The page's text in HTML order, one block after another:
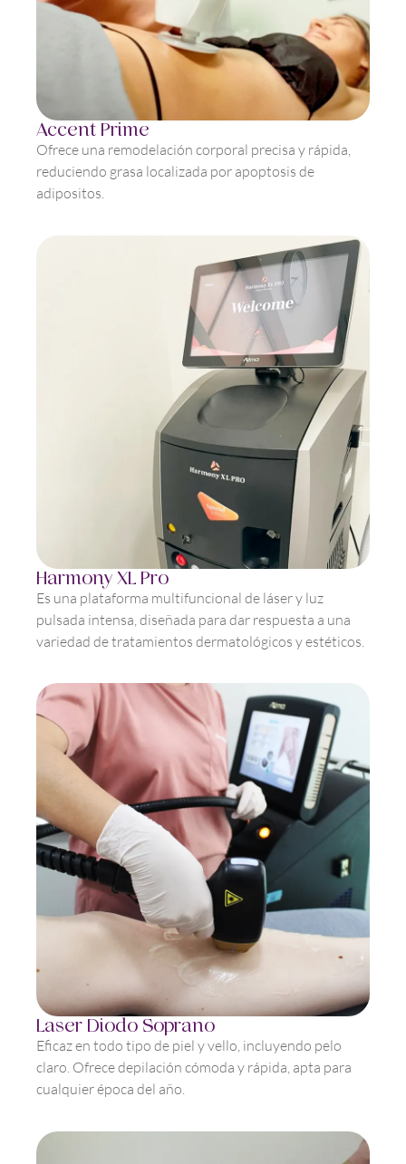
Accent Prime
Ofrece una remodelación corporal precisa y rápida,
reduciendo grasa localizada por apoptosis de
adipositos.
Harmony XL Pro
Es una plataforma multifuncional de láser y luz
pulsada intensa, diseñada para dar respuesta a una
variedad de tratamientos dermatológicos y estéticos.
Laser Diodo Soprano
Eficaz en todo tipo de piel y vello, incluyendo pelo
claro. Ofrece depilación cómoda y rápida, apta para
cualquier época del año.